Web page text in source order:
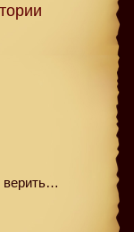
верить…